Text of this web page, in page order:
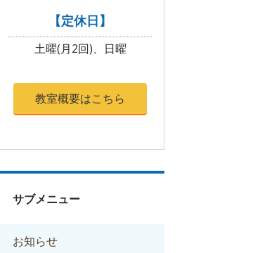
【定休日】
土曜(月2回)、日曜
教室概要はこちら
サブメニュー
お知らせ